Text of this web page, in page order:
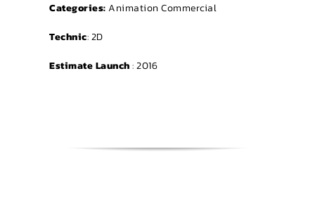
Categories:Animation Commercial
Technic: 2D
Estimate Launch: 2016